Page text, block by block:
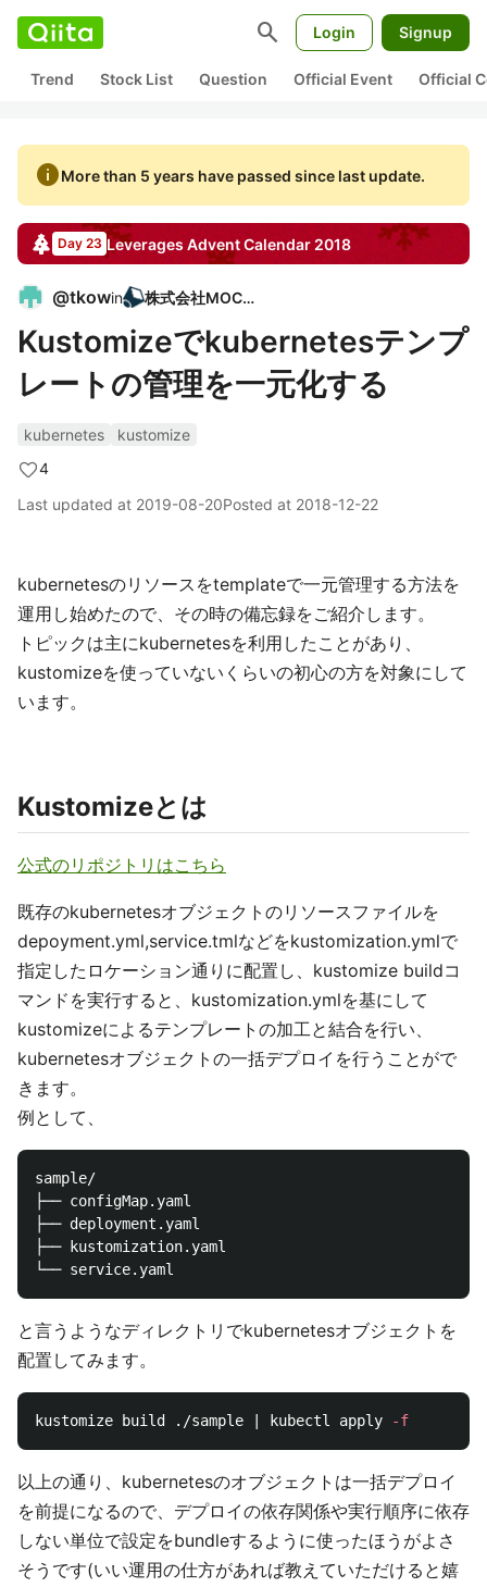
search Login Signup
Trend Stock List Question Official Event Official
infoMore than 5 years have passed since last update.
Day 23 LeveragesAdvent Calendar 2018
@tkowin 株式会社MOCHI
Kustomizeでkubernetesテンプ
レートの管理を一元化する
kubernetes
kustomize
4
Last updated at 2019-08-20Posted at 2018-12-22
kubernetesのリソースをtemplateで一元管理する方法を
運用し始めたので、その時の備忘録をご紹介します。
トピックは主にkubernetesを利用したことがあり、
kustomizeを使っていないくらいの初心の方を対象にして
います。
Kustomizeとは
公式のリポジトリはこちら
既存のkubernetesオブジェクトのリソースファイルを
depoyment.yml,service.tmlなどをkustomization.ymlで
指定したロケーション通りに配置し、kustomize buildコ
マンドを実行すると、kustomization.ymlを基にして
kustomizeによるテンプレートの加工と結合を行い、
kubernetesオブジェクトの一括デプロイを行うことがで
きます。
例として、
sample/
├── configMap.yaml
├── deployment.yaml
├── kustomization.yaml
と言うようなディレクトリでkubernetesオブジェクトを
配置してみます。
kustomize build ./sample | kubectl apply -f
以上の通り、kubernetesのオブジェクトは一括デプロイ
を前提になるので、デプロイの依存関係や実行順序に依存
しない単位で設定をbundleするように使ったほうがよさ
そうです(いい運用の仕方があれば教えていただけると嬉